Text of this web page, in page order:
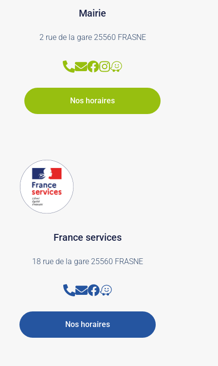
Mairie
2 rue de la gare 25560 FRASNE
Nos horaires
France services
18 rue de la gare 25560 FRASNE
Nos horaires